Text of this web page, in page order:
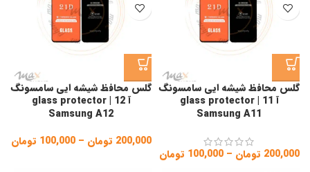
گلس محافظ شیشه ایی سامسونگ
آ 11 | glass protector
Samsung A11
200,000 تومان –
100,000 تومان
گلس محافظ شیشه ایی سامسونگ
آ 12 | glass protector
Samsung A12
200,000 تومان –
100,000 تومان